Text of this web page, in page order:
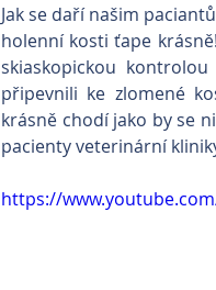
Jak se daří našim
holenní kosti ťape
skiaskopickou
připevnili ke zlomené
krásně chodí jako by se
pacienty veterinární
https://